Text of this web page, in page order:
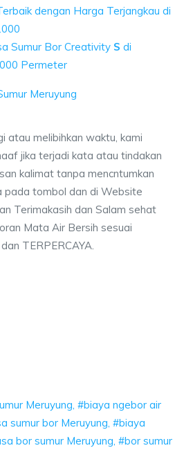
dengan Harga Terjangkau di
Sumur Bor Creativity S di
Permeter
Meruyung
atau melibihkan waktu, kami
jika terjadi kata atau tindakan
kalimat tanpa mencntumkan
pada tombol dan di Website
Terimakasih dan Salam sehat
Mata Air Bersih sesuai
TERPERCAYA.
Meruyung, #biaya ngebor air
sumur bor Meruyung, #biaya
bor sumur Meruyung, #bor sumur